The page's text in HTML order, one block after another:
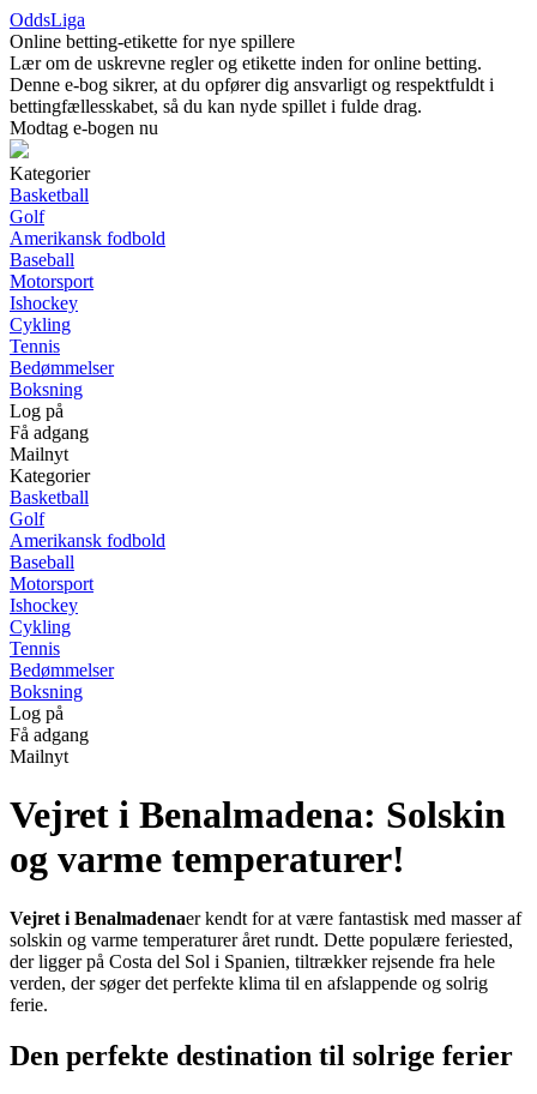
OddsLiga
Online betting-etikette for nye spillere
Lær om de uskrevne regler og etikette inden for online betting.
Denne e-bog sikrer, at du opfører dig ansvarligt og respektfuldt i
bettingfællesskabet, så du kan nyde spillet i fulde drag.
Modtag e-bogen nu
Kategorier
Basketball
Golf
Amerikansk fodbold
Baseball
Motorsport
Ishockey
Cykling
Tennis
Bedømmelser
Boksning
Log på
Få adgang
Mailnyt
Kategorier
Basketball
Golf
Amerikansk fodbold
Baseball
Motorsport
Ishockey
Cykling
Tennis
Bedømmelser
Boksning
Log på
Få adgang
Mailnyt
Vejret i Benalmadena: Solskin
og varme temperaturer!
Vejret i Benalmadenaer kendt for at være fantastisk med masser af
solskin og varme temperaturer året rundt. Dette populære feriested,
der ligger på Costa del Sol i Spanien, tiltrækker rejsende fra hele
verden, der søger det perfekte klima til en afslappende og solrig
ferie.
Den perfekte destination til solrige ferier